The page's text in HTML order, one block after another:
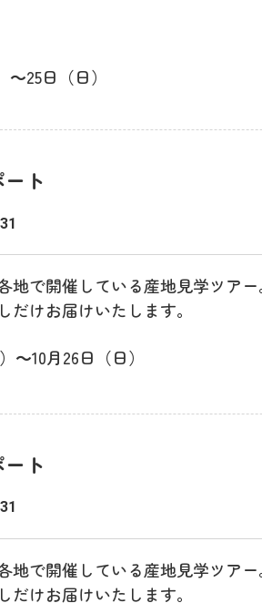
25日（日）
ト
地で開催している産地見学ツア
けお届けいたします。
～10月26日（日）
ト
地で開催している産地見学ツア
けお届けいたします。